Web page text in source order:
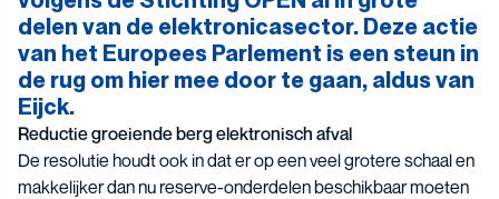
delen van de elektronicasector. Deze actie
van het Europees Parlement is een steun in
de rug om hier mee door te gaan, aldus van
Eijck.
Reductie groeiende berg elektronisch afval
De resolutie houdt ook in dat er op een veel grotere schaal en
makkelijker dan nu reserve-onderdelen beschikbaar moeten